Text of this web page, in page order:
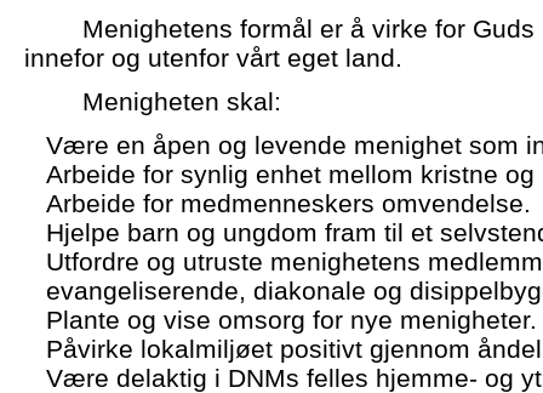
Menighetens formål er å virke for Guds
innefor og utenfor vårt eget land.
Menigheten skal:
Være en åpen og levende menighet som
Arbeide for synlig enhet mellom kristne
Arbeide for medmenneskers omvendelse.
Hjelpe barn og ungdom fram til et
Utfordre og utruste menighetens
evangeliserende, diakonale og
Plante og vise omsorg for nye menigheter.
Påvirke lokalmiljøet positivt gjennom
Være delaktig i DNMs felles hjemme- og